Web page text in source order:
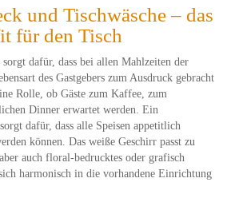
und Tischwäsche – das
für den Tisch
dafür, dass bei allen Mahlzeiten der
des Gastgebers zum Ausdruck gebracht
Rolle, ob Gäste zum Kaffee, zum
Dinner erwartet werden. Ein
sorgt dafür, dass alle Speisen appetitlich
können. Das weiße Geschirr passt zu
auch floral-bedrucktes oder grafisch
harmonisch in die vorhandene Einrichtung